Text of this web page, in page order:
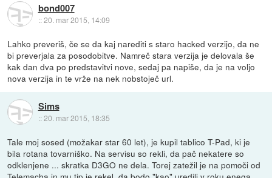
bond007
::20. mar 2015, 14:09
Lahko preveriš, če se da kaj narediti s staro hacked verzijo, da ne
bi preverjala za posodobitve. Namreč stara verzija je delovala še
kak dan dva po predstavitvi nove, sedaj pa napiše, da je na voljo
nova verzija in te vrže na nek nobstoječ url.
Sims
::20. mar 2015, 18:35
Tale moj sosed (možakar star 60 let), je kupil tablico T-Pad, ki je
bila rotana tovarniško. Na servisu so rekli, da pač nekatere so
odklenjene ... skratka D3GO ne dela. Torej zatežil je na pomoči od